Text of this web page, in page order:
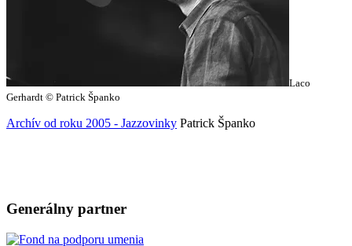
Laco
Gerhardt © Patrick Španko
Archív od roku 2005 - Jazzovinky Patrick Španko
Generálny partner